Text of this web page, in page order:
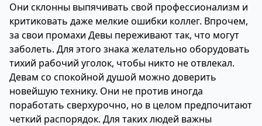
Они склонны выпячивать свой профессионализм и
критиковать даже мелкие ошибки коллег. Впрочем,
за свои промахи Девы переживают так, что могут
заболеть. Для этого знака желательно оборудовать
тихий рабочий уголок, чтобы никто не отвлекал.
Девам со спокойной душой можно доверить
новейшую технику. Они не против иногда
поработать сверхурочно, но в целом предпочитают
четкий распорядок. Для таких людей важны